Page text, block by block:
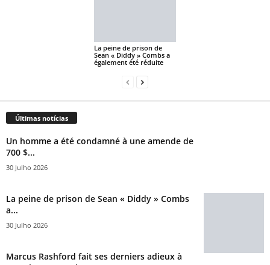
La peine de prison de
Sean « Diddy » Combs a
également été réduite
Últimas notícias
Un homme a été condamné à une amende de
700 $...
30 Julho 2026
La peine de prison de Sean « Diddy » Combs
a...
30 Julho 2026
Marcus Rashford fait ses derniers adieux à